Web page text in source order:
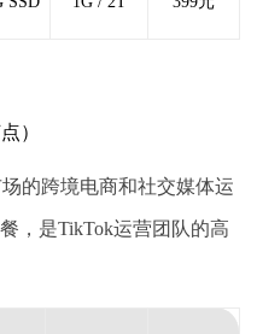
）
的跨境电商和社交媒体运
，是TikTok运营团队的高